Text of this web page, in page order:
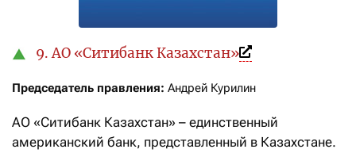
9. АО «Ситибанк Казахстан»
Председатель правления: Андрей Курилин
АО «Ситибанк Казахстан» – единственный
американский банк, представленный в Казахстане.